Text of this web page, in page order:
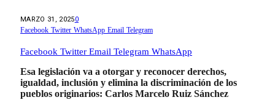
MARZO 31, 20250
Facebook Twitter WhatsApp Email Telegram
Facebook Twitter Email Telegram WhatsApp
Esa legislación va a otorgar y reconocer derechos,
igualdad, inclusión y elimina la discriminación de los
pueblos originarios: Carlos Marcelo Ruiz Sánchez